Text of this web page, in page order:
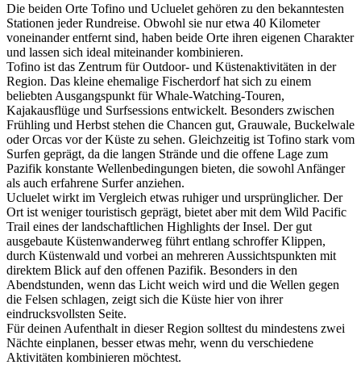
Die beiden Orte Tofino und Ucluelet gehören zu den bekanntesten
Stationen jeder Rundreise. Obwohl sie nur etwa 40 Kilometer
voneinander entfernt sind, haben beide Orte ihren eigenen Charakter
und lassen sich ideal miteinander kombinieren.
Tofino ist das Zentrum für Outdoor- und Küstenaktivitäten in der
Region. Das kleine ehemalige Fischerdorf hat sich zu einem
beliebten Ausgangspunkt für Whale-Watching-Touren,
Kajakausflüge und Surfsessions entwickelt. Besonders zwischen
Frühling und Herbst stehen die Chancen gut, Grauwale, Buckelwale
oder Orcas vor der Küste zu sehen. Gleichzeitig ist Tofino stark vom
Surfen geprägt, da die langen Strände und die offene Lage zum
Pazifik konstante Wellenbedingungen bieten, die sowohl Anfänger
als auch erfahrene Surfer anziehen.
Ucluelet wirkt im Vergleich etwas ruhiger und ursprünglicher. Der
Ort ist weniger touristisch geprägt, bietet aber mit dem Wild Pacific
Trail eines der landschaftlichen Highlights der Insel. Der gut
ausgebaute Küstenwanderweg führt entlang schroffer Klippen,
durch Küstenwald und vorbei an mehreren Aussichtspunkten mit
direktem Blick auf den offenen Pazifik. Besonders in den
Abendstunden, wenn das Licht weich wird und die Wellen gegen
die Felsen schlagen, zeigt sich die Küste hier von ihrer
eindrucksvollsten Seite.
Für deinen Aufenthalt in dieser Region solltest du mindestens zwei
Nächte einplanen, besser etwas mehr, wenn du verschiedene
Aktivitäten kombinieren möchtest.